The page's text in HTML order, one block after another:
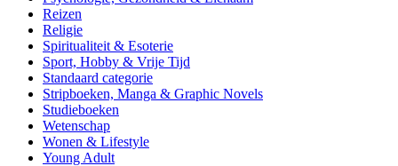
Reizen
Religie
Spiritualiteit & Esoterie
Sport, Hobby & Vrije Tijd
Standaard categorie
Stripboeken, Manga & Graphic Novels
Studieboeken
Wetenschap
Wonen & Lifestyle
Young Adult